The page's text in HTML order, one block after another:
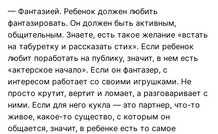
— Фантазией. Ребенок должен любить
фантазировать. Он должен быть активным,
общительным. Знаете, есть такое желание «встать
на табуретку и рассказать стих». Если ребенок
любит поработать на публику, значит, в нем есть
«актерское начало». Если он фантазер, с
интересом работает со своими игрушками. Не
просто крутит, вертит и ломает, а разговаривает с
ними. Если для него кукла — это партнер, что-то
живое, какое-то существо, с которым он
общается, значит, в ребенке есть то самое